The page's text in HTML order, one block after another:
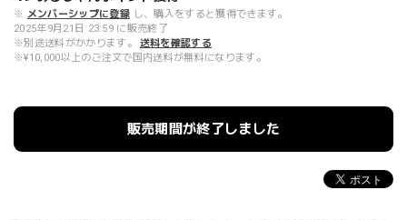
※ メンバーシップに登録 し、購入をすると獲得できます。
2025年9月21日 23:59 に販売終了
※別途送料がかかります。
送料を確認する
※¥10,000以上のご注文で国内送料が無料になります。
販売期間が終了しました